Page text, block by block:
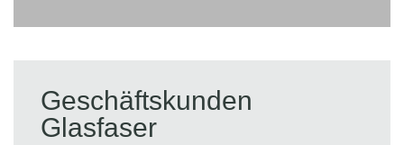
Geschäftskunden
Glasfaser